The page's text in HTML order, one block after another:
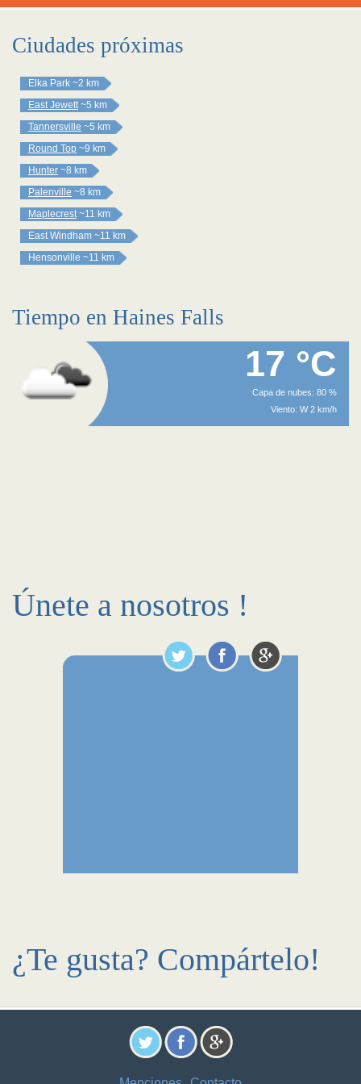
Ciudades próximas
Elka Park ~2 km
East Jewett ~5 km
Tannersville ~5 km
Round Top ~9 km
Hunter ~8 km
Palenville ~8 km
Maplecrest ~11 km
East Windham ~11 km
Hensonville ~11 km
Tiempo en Haines Falls
17 °C
Capa de nubes: 80 %
Viento: W 2 km/h
Únete a nosotros !
¿Te gusta? Compártelo!